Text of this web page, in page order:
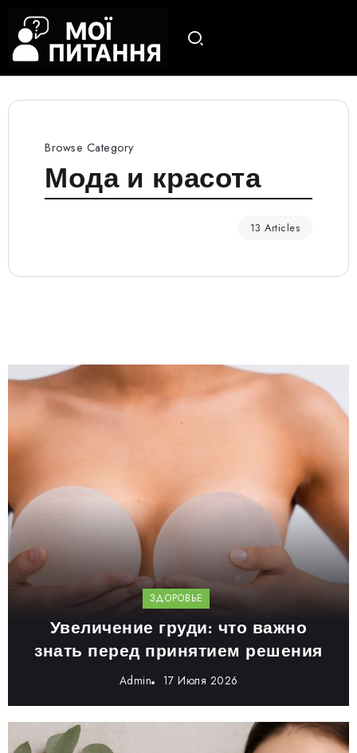
Browse Category
Мода и красота
13 Articles
ЗДОРОВЬЕ
Увеличение груди: что важно
знать перед принятием решения
Admin 17 Июля 2026